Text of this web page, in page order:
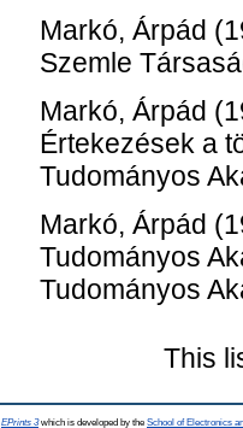
Markó, Árpád
Szemle
Markó, Árpád
Értekezések a
Tudományos
Markó, Árpád
Tudományos
Tudományos
This
EPrints 3which is developed by the School of Electronics